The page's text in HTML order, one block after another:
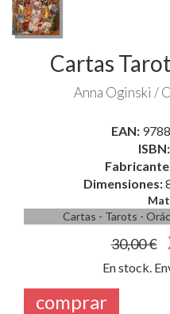
Cartas
Anna Oginski /
EAN:
ISBN:
Dimensiones:
Cartas - Tarots -
30,00 €
En stock.
comprar